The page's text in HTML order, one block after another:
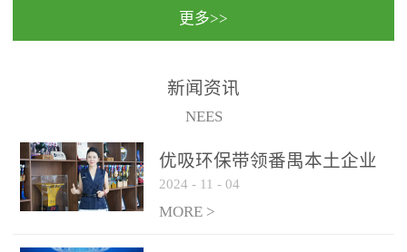
民法院室内除甲醛空气治
保施工日期：2020年1月珠
国家通过设在对外开放口
（及各出入境边防检查
更多>>
新闻资讯
NEES
优吸环保带领番禺本​土企业
勇敢破局向“新”
2024 - 11 - 04
MORE >